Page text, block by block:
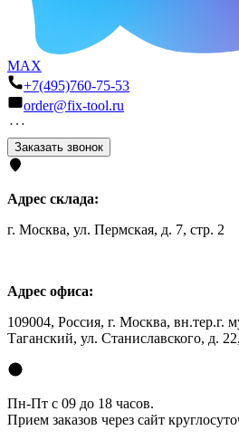
MAX
+7(495)760-75-53
order@fix-tool.ru
Заказать звонок
Адрес склада:
г. Москва, ул. Пермская, д. 7, стр. 2
Адрес офиса:
109004, Россия, г. Москва, вн.тер.г.
Таганский, ул. Станиславского, д.
Пн-Пт с 09 до 18 часов.
Прием заказов через сайт